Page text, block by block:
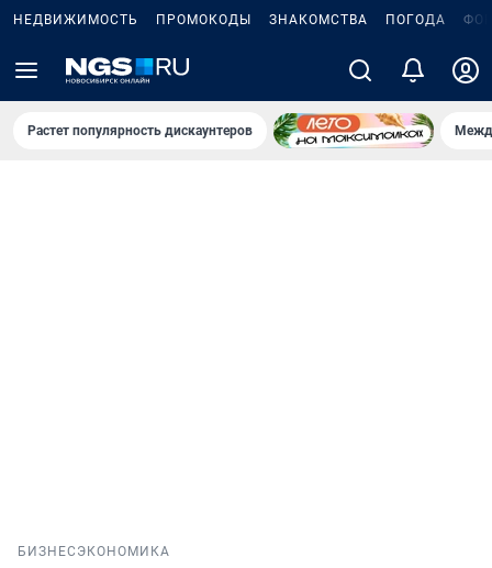
НЕДВИЖИМОСТЬ ПРОМОКОДЫ ЗНАКОМСТВА ПОГОДА
Растет популярность дискаунтеров
БИЗНЕС ЭКОНОМИКА